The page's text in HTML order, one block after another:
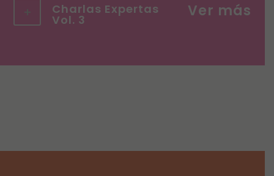
Charlas Expertas
Vol. 3